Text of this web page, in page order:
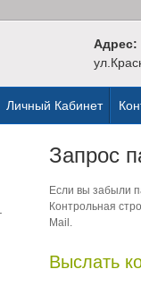
Адрес:
Личный Кабинет
Запрос
Если вы забыли
Контрольная
Mail.
Выслать